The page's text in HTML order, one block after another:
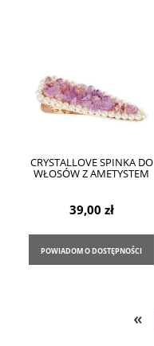
CRYSTALLOVE SPINKA DO
WŁOSÓW Z AMETYSTEM
39,00 zł
POWIADOM O DOSTĘPNOŚCI
«